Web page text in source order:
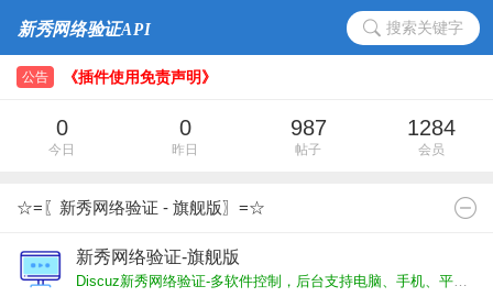
搜索关键字
公告
《插件使用免责声明》‌
《插件使用免责声明》‌
0
今日
0
昨日
987
帖子
1284
会员
☆=〖新秀网络验证 - 旗舰版〗=☆
新秀网络验证-旗舰版
Discuz新秀网络验证-多软件控制，后台支持电脑、手机、平板多平台在线管理，独立管理平台、代理分销平台、插件应用平台。